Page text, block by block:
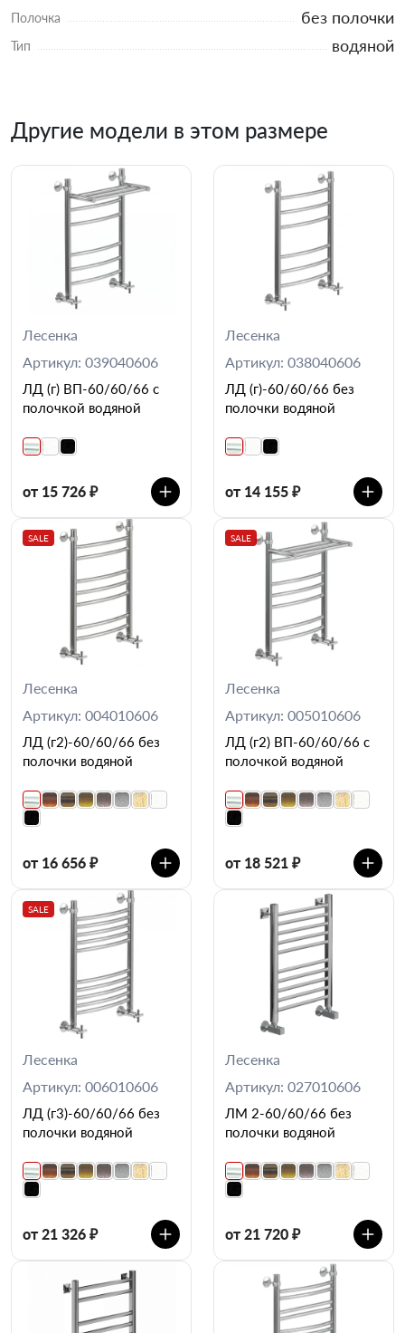
Полочка без полочки
Тип водяной
Другие модели в этом размере
Лесенка
Артикул: 039040606
ЛД (г) ВП-60/60/66 с
полочкой водяной
от 15 726 ₽
Лесенка
Артикул: 038040606
ЛД (г)-60/60/66 без
полочки водяной
от 14 155 ₽
SALE
Лесенка
Артикул: 004010606
ЛД (г2)-60/60/66 без
полочки водяной
от 16 656 ₽
SALE
Лесенка
Артикул: 005010606
ЛД (г2) ВП-60/60/66 с
полочкой водяной
от 18 521 ₽
SALE
Лесенка
Артикул: 006010606
ЛД (г3)-60/60/66 без
полочки водяной
от 21 326 ₽
Лесенка
Артикул: 027010606
ЛМ 2-60/60/66 без
полочки водяной
от 21 720 ₽